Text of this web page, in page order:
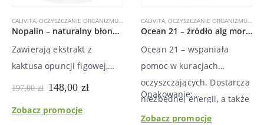
CALIVITA, OCZYSZCZANIE ORGANIZMU,PREPARATY ROŚLINNE,PREPARATY
Nopalin – naturalny błonnik, opuncja, oczyszczanie układu pokarmowego
Zawierają ekstrakt z
kaktusa opuncji figowej,
który jest bogatym źródłem
detoksykację, usuwa
197,00zł Pierwotna
wynosiła:
197,00 zł.
148,00 złAktualna
Zobacz promocje
CALIVITA, OCZYSZCZANIE ORGANIZMU,
Ocean 21 – źródło alg morskich – 8 alg morskich i sok z aloesu
Ocean 21 – wspaniała
pomoc w kuracjach
oczyszczających. Dostarcza
niezbędnej energii, a także
wspiera procesy
Opakowanie:…
Zobacz promocje